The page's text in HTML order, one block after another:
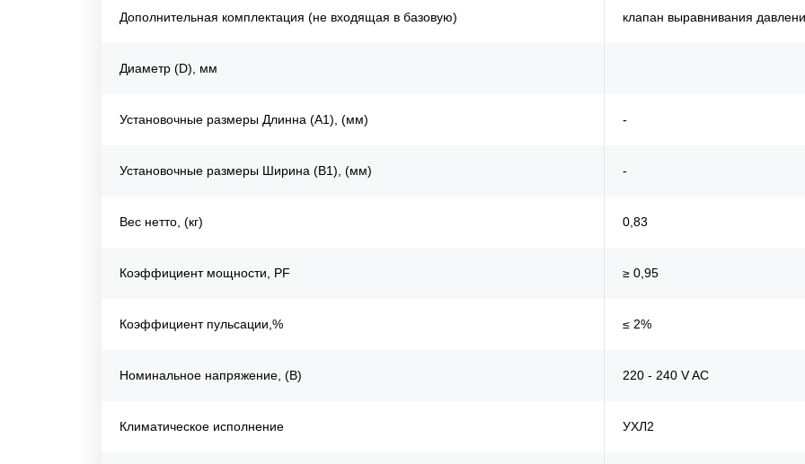
Дополнительная комплектация (не входящая в базовую) клапан выравнивания
Диаметр (D), мм
Установочные размеры Длинна (A1), (мм) -
Установочные размеры Ширина (B1), (мм) -
Вес нетто, (кг) 0,83
Коэффициент мощности, PF ≥ 0,95
Коэффициент пульсации,% ≤ 2%
Номинальное напряжение, (В) 220 - 240 V AC
Климатическое исполнение УХЛ2